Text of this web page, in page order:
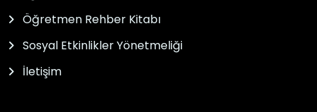
Öğretmen Rehber Kitabı
Sosyal Etkinlikler Yönetmeliği
İletişim